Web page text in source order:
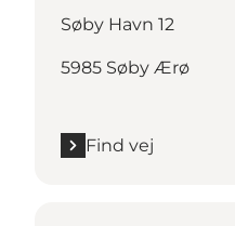
Søby Havn 12
5985 Søby Ærø
Find vej